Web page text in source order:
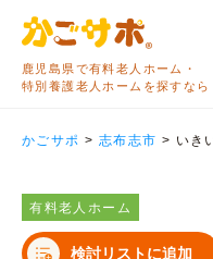
鹿児島県で有料老人ホーム・
特別養護老人ホームを探すなら
かごサポ > 志布志市 > いき
有料老人ホーム
検討リストに追加